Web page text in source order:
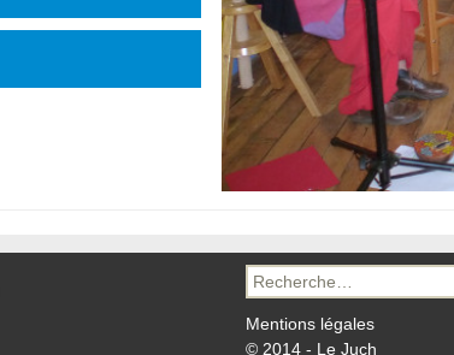
Recherche
pour :
Mentions légales
© 2014 - Le Juch